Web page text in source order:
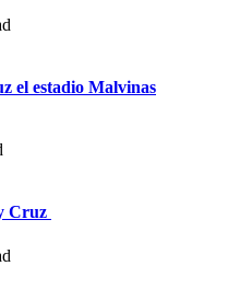
el estadio Malvinas
Cruz